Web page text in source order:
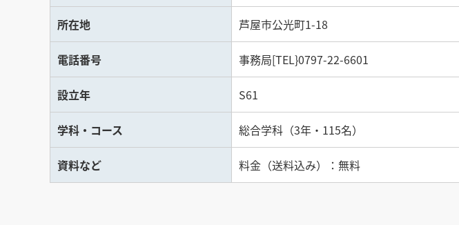
所在地 芦屋市公光町1-18
電話番号 事務局[TEL}0797-22-6601
設立年 S61
学科・コース 総合学科（3年・115名）
資料など 料金（送料込み）：無料